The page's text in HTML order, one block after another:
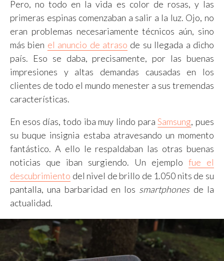
Pero, no todo en la vida es color de rosas, y las
primeras espinas comenzaban a salir a la luz. Ojo, no
eran problemas necesariamente técnicos aún, sino
más bien el anuncio de atraso de su llegada a dicho
país. Eso se daba, precisamente, por las buenas
impresiones y altas demandas causadas en los
clientes de todo el mundo menester a sus tremendas
características.
En esos días, todo iba muy lindo paraSamsung, pues
su buque insignia estaba atravesando un momento
fantástico. A ello le respaldaban las otras buenas
noticias que iban surgiendo. Un ejemplo fue el
descubrimiento del nivel de brillo de 1.050 nits de su
pantalla, una barbaridad en los smartphonesde la
actualidad.